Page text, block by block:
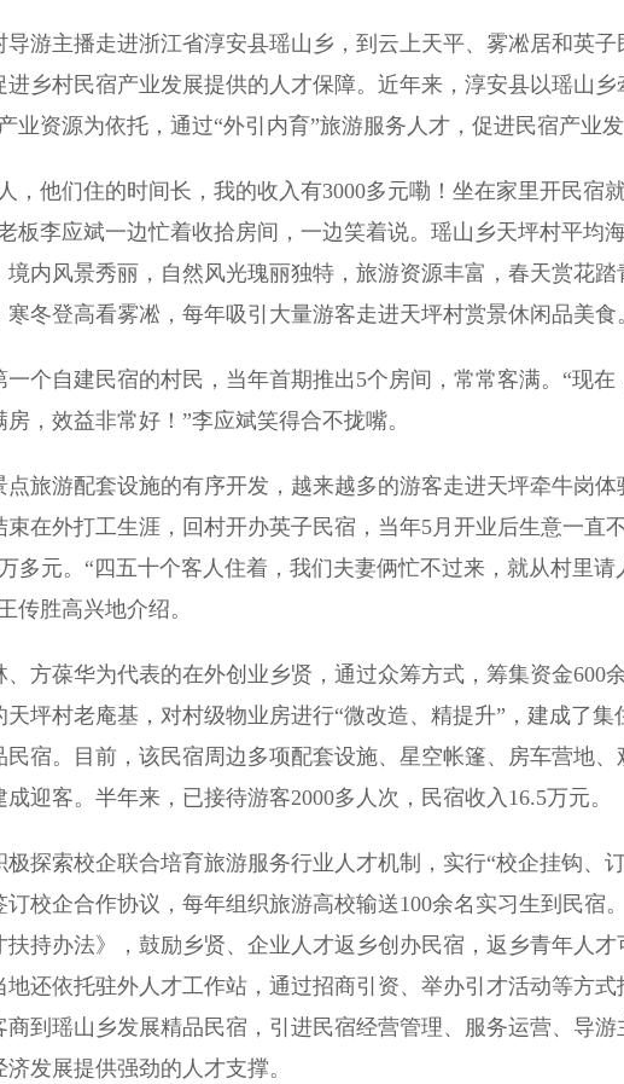
主播走进浙江省淳安县瑶山乡，到云上天平、雾凇居和英子
乡村民宿产业发展提供的人才保障。近年来，淳安县以瑶山乡
业资源为依托，通过“外引内育”旅游服务人才，促进民宿产业发
他们住的时间长，我的收入有3000多元嘞！坐在家里开民宿
板李应斌一边忙着收拾房间，一边笑着说。瑶山乡天坪村平均
境内风景秀丽，自然风光瑰丽独特，旅游资源丰富，春天赏花踏
冬登高看雾凇，每年吸引大量游客走进天坪村赏景休闲品美食
自建民宿的村民，当年首期推出5个房间，常常客满。“现在
，效益非常好！”李应斌笑得合不拢嘴。
游配套设施的有序开发，越来越多的游客走进天坪牵牛岗体
束在外打工生涯，回村开办英子民宿，当年5月开业后生意一直
多元。“四五十个客人住着，我们夫妻俩忙不过来，就从村里请
传胜高兴地介绍。
葆华为代表的在外创业乡贤，通过众筹方式，筹集资金600
坪村老庵基，对村级物业房进行“微改造、精提升”，建成了集
宿。目前，该民宿周边多项配套设施、星空帐篷、房车营地、
迎客。半年来，已接待游客2000多人次，民宿收入16.5万元。
索校企联合培育旅游服务行业人才机制，实行“校企挂钩、订
校企合作协议，每年组织旅游高校输送100余名实习生到民宿
扶持办法》，鼓励乡贤、企业人才返乡创办民宿，返乡青年人才
地还依托驻外人才工作站，通过招商引资、举办引才活动等方式
到瑶山乡发展精品民宿，引进民宿经营管理、服务运营、导游
发展提供强劲的人才支撑。